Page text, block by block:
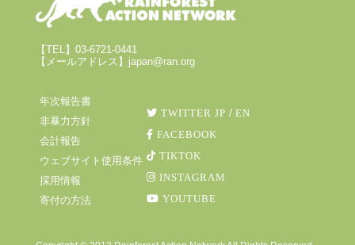
【TEL】03-6721-0441
【メールアドレス】japan@ran.org
年次報告書
非暴力方針
会計報告
ウェブサイト使用条件
採用情報
寄付の方法
TWITTER JP / EN
FACEBOOK
TIKTOK
INSTAGRAM
YOUTUBE